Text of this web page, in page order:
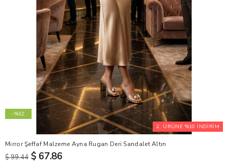
2. ÜRÜNE %10 İNDİRİM
-%32
Mirror Şeffaf Malzeme Ayna Rugan Deri Sandalet Altın
$ 99.44 $ 67.86